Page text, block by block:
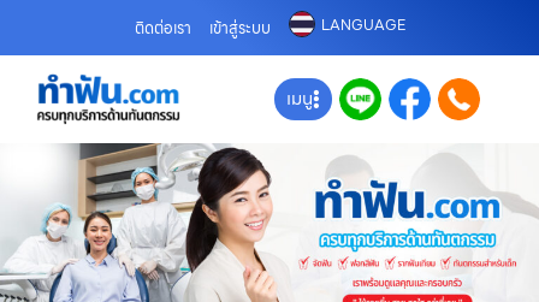
ติดต่อเรา เข้าสู่ระบบ LANGUAGE
เมนู